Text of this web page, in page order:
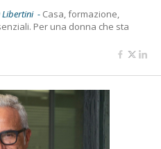
Libertini - Casa, formazione,
Per una donna che sta